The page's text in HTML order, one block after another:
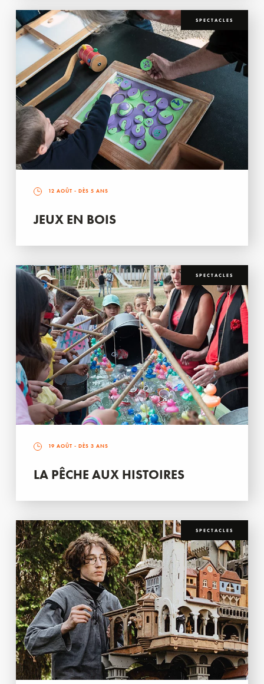
SPECTACLES
12 AOÛT - DÈS 5 ANS
JEUX EN BOIS
SPECTACLES
19 AOÛT - DÈS 3 ANS
LA PÊCHE AUX HISTOIRES
SPECTACLES